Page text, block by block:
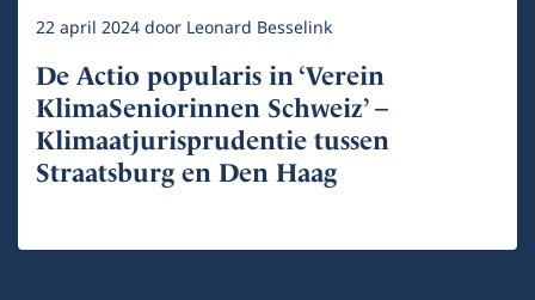
22 april 2024door Leonard Besselink
De Actio popularis in ‘Verein
KlimaSeniorinnen Schweiz’ –
Klimaatjurisprudentie tussen
Straatsburg en Den Haag